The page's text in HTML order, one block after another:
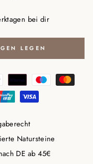
bei dir
LEGEN
Natursteine
DE ab 45€